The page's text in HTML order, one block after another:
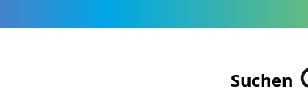
Suchen